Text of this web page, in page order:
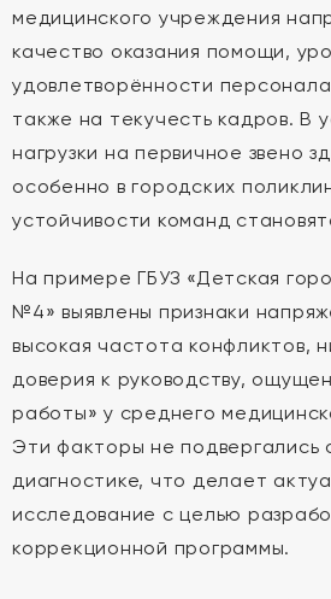
медицинского учреждения
качество оказания помощи,
удовлетворённости
также на текучесть кадров. В
нагрузки на первичное звено
особенно в городских
устойчивости команд
На примере ГБУЗ «Детская
№4» выявлены признаки
высокая частота конфликтов,
доверия к руководству,
работы» у среднего
Эти факторы не подвергались
диагностике, что делает
исследование с целью
коррекционной программы.